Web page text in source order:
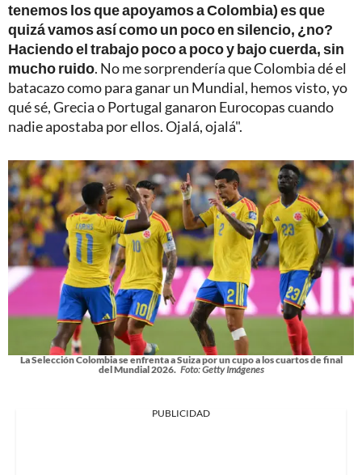
tenemos los que apoyamos a Colombia) es que
quizá vamos así como un poco en silencio, ¿no?
Haciendo el trabajo poco a poco y bajo cuerda, sin
mucho ruido. No me sorprendería que Colombia dé el
batacazo como para ganar un Mundial, hemos visto, yo
qué sé, Grecia o Portugal ganaron Eurocopas cuando
nadie apostaba por ellos. Ojalá, ojalá".
La Selección Colombia se enfrenta a Suiza por un cupo a los cuartos de final
del Mundial 2026. Foto: Getty Imágenes
PUBLICIDAD